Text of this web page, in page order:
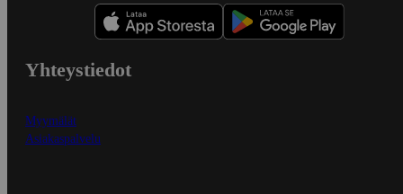
Yhteystiedot
Myymälät
Asiakaspalvelu